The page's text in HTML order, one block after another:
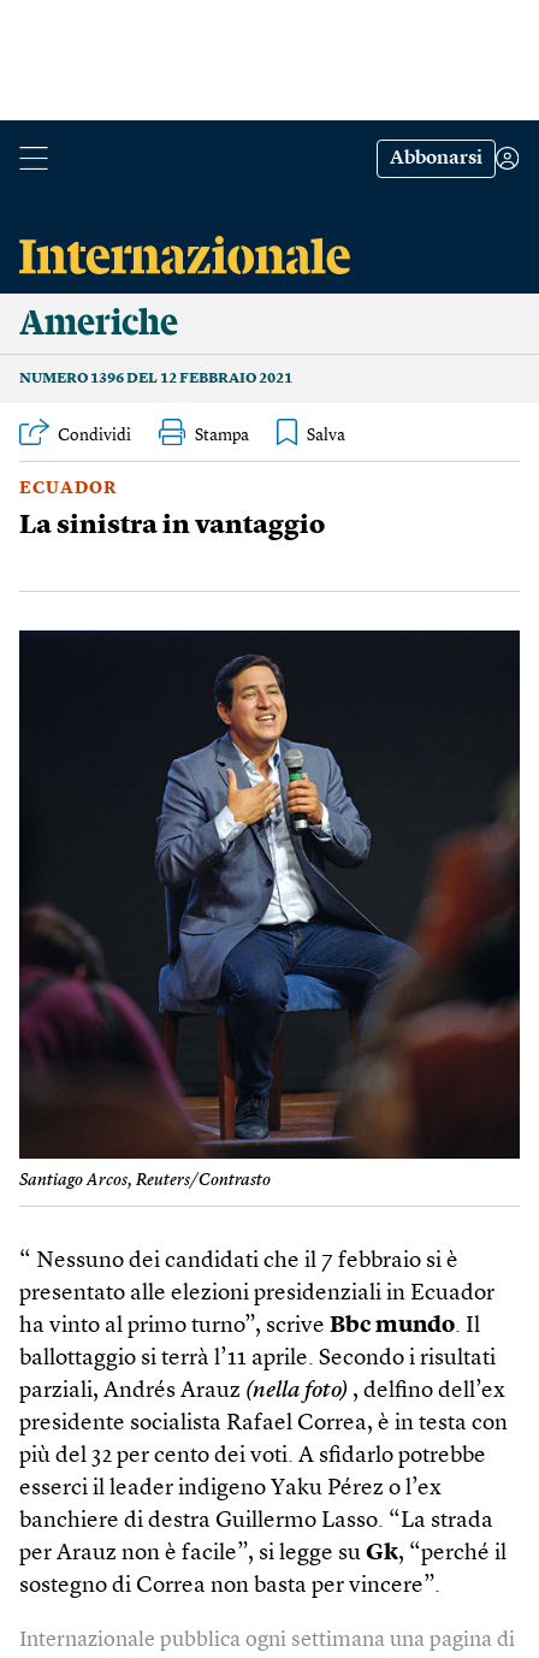
Abbonarsi
Americhe
NUMERO 1396 DEL 12 FEBBRAIO 2021
Condividi Stampa
ECUADOR
La sinistra in vantaggio
Santiago Arcos, Reuters/Contrasto
“ Nessuno dei candidati che il 7 febbraio si è
presentato alle elezioni presidenziali in Ecuador
ha vinto al primo turno”, scrive Bbc mundo. Il
ballottaggio si terrà l’11 aprile. Secondo i risultati
parziali, Andrés Arauz (nella foto) , delfino dell’ex
presidente socialista Rafael Correa, è in testa con
più del 32 per cento dei voti. A sfidarlo potrebbe
esserci il leader indigeno Yaku Pérez o l’ex
banchiere di destra Guillermo Lasso. “La strada
per Arauz non è facile”, si legge su Gk, “perché il
sostegno di Correa non basta per vincere”.
Internazionale pubblica ogni settimana una pagina di